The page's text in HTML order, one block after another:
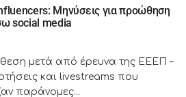
Μηνύσεις για προώθηση
social media
μετά από έρευνα της ΕΕΕΠ –
και livestreams που
παράνομες...